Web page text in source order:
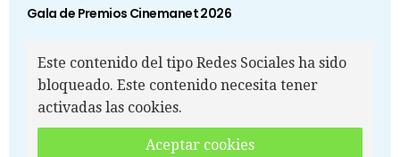
Gala de Premios Cinemanet 2026
Este contenido del tipo Redes Sociales ha sido
bloqueado. Este contenido necesita tener
activadas las cookies.
Aceptar cookies